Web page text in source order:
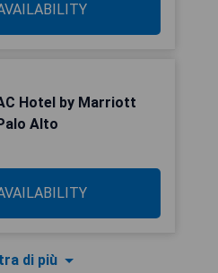
Hotel by Marriott
Alto
di più